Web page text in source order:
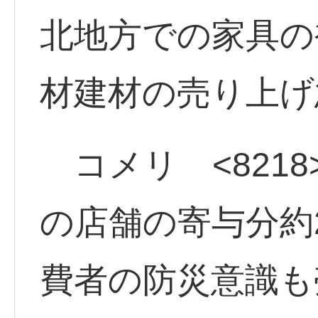
北地方での家具
材建材の売り上
コメリ <8218>
の店舗の寄与分
費者の防災意識